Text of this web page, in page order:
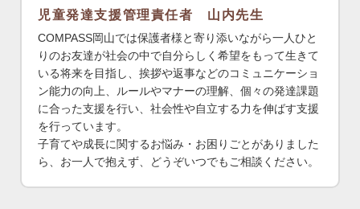
児童発達支援管理責任者 山内先生
COMPASS岡山では保護者様と寄り添いながら一人ひと
りのお友達が社会の中で自分らしく希望をもって生きて
いる将来を目指し、挨拶や返事などのコミュニケーショ
ン能力の向上、ルールやマナーの理解、個々の発達課題
に合った支援を行い、社会性や自立する力を伸ばす支援
を行っています。
子育てや成長に関するお悩み・お困りごとがありました
ら、お一人で抱えず、どうぞいつでもご相談ください。